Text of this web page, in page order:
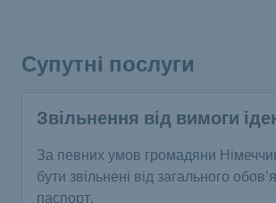
Супутні послуги
Звільнення від вимоги
За певних умов громадяни
бути звільнені від загального
паспорт.